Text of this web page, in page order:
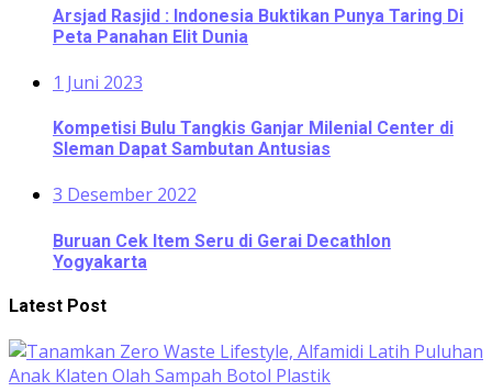
Arsjad Rasjid : Indonesia Buktikan Punya Taring Di
Peta Panahan Elit Dunia
1 Juni 2023
Kompetisi Bulu Tangkis Ganjar Milenial Center di
Sleman Dapat Sambutan Antusias
3 Desember 2022
Buruan Cek Item Seru di Gerai Decathlon
Yogyakarta
Latest Post